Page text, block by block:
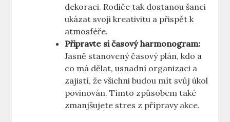
dekoraci. Rodiče tak dostanou šanci
ukázat svoji kreativitu a přispět k
atmosféře.
Připravte si časový harmonogram:
Jasně stanovený časový plán, kdo a
co má dělat, usnadní organizaci a
zajistí, že všichni budou mít svůj úkol
povinován. Tímto způsobem také
zmanjšujete stres z přípravy akce.